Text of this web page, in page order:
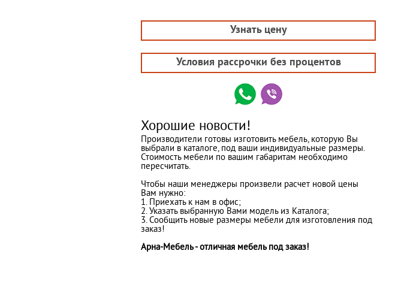
Узнать цену
Условия рассрочки без процентов
Хорошие новости!
Производители готовы изготовить мебель, которую Вы
выбрали в каталоге, под ваши индивидуальные размеры.
Стоимость мебели по вашим габаритам необходимо
пересчитать.
Чтобы наши менеджеры произвели расчет новой цены
Вам нужно:
1. Приехать к нам в офис;
2. Указать выбранную Вами модель из Каталога;
3. Сообщить новые размеры мебели для изготовления под
заказ!
Арна-Мебель - отличная мебель под заказ!